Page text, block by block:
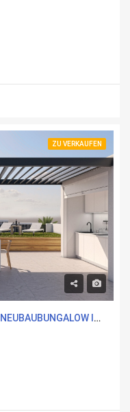
ZU VERKAUFEN
ZU VERKAUFEN 3 SCHLAFZIMMER NEUBAUBUNGALOW IN LAS ESPERANZAS, MURCIA